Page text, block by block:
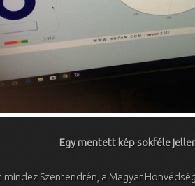
Egy mentett kép sokféle
Szentendrén, a Magyar